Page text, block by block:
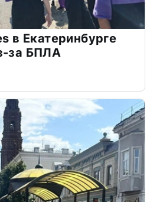
в Екатеринбурге
за БПЛА